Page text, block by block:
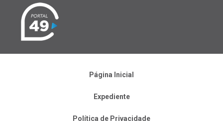
Página Inicial
Expediente
Política de Privacidade